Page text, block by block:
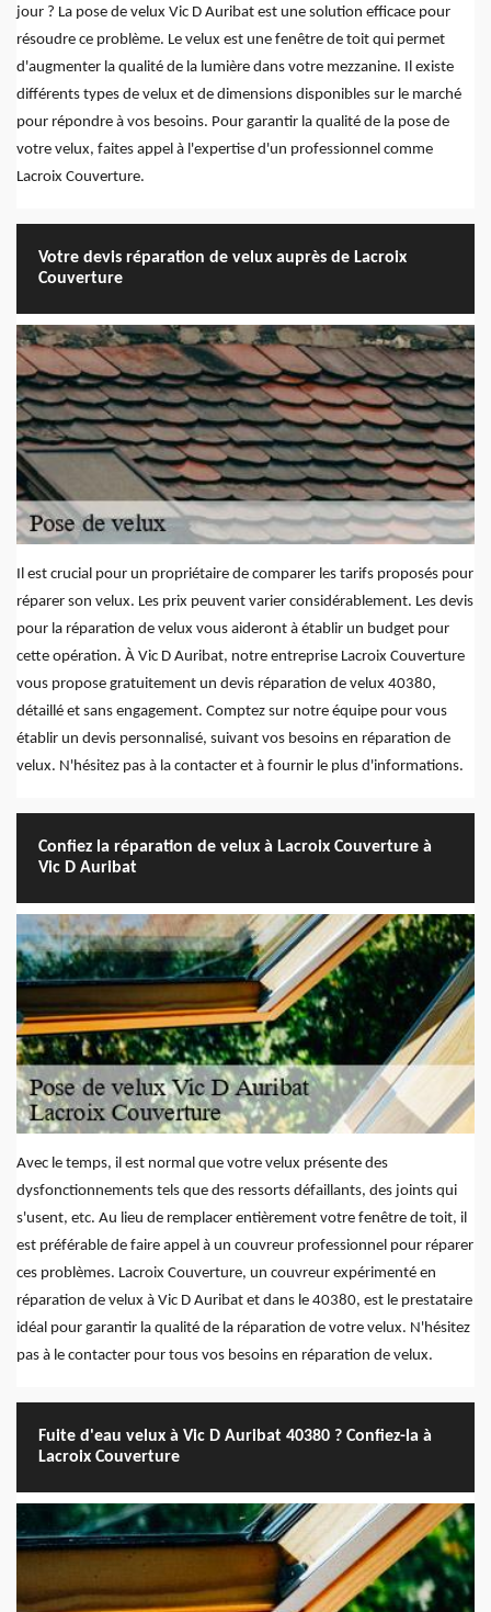
jour ? La pose de velux Vic D Auribat est une solution efficace pour
résoudre ce problème. Le velux est une fenêtre de toit qui permet
d'augmenter la qualité de la lumière dans votre mezzanine. Il existe
différents types de velux et de dimensions disponibles sur le marché
pour répondre à vos besoins. Pour garantir la qualité de la pose de
votre velux, faites appel à l'expertise d'un professionnel comme
Lacroix Couverture.
Votre devis réparation de velux auprès de Lacroix
Couverture
Il est crucial pour un propriétaire de comparer les tarifs proposés pour
réparer son velux. Les prix peuvent varier considérablement. Les devis
pour la réparation de velux vous aideront à établir un budget pour
cette opération. À Vic D Auribat, notre entreprise Lacroix Couverture
vous propose gratuitement un devis réparation de velux 40380,
détaillé et sans engagement. Comptez sur notre équipe pour vous
établir un devis personnalisé, suivant vos besoins en réparation de
velux. N'hésitez pas à la contacter et à fournir le plus d'informations.
Confiez la réparation de velux à Lacroix Couverture à
Vic D Auribat
Avec le temps, il est normal que votre velux présente des
dysfonctionnements tels que des ressorts défaillants, des joints qui
s'usent, etc. Au lieu de remplacer entièrement votre fenêtre de toit, il
est préférable de faire appel à un couvreur professionnel pour réparer
ces problèmes. Lacroix Couverture, un couvreur expérimenté en
réparation de velux à Vic D Auribat et dans le 40380, est le prestataire
idéal pour garantir la qualité de la réparation de votre velux. N'hésitez
pas à le contacter pour tous vos besoins en réparation de velux.
Fuite d'eau velux à Vic D Auribat 40380 ? Confiez-la à
Lacroix Couverture